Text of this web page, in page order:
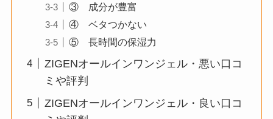
③ 成分が豊富
④ ベタつかない
⑤ 長時間の保湿力
ZIGENオールインワンジェル・悪い口コ
ミや評判
ZIGENオールインワンジェル・良い口コ